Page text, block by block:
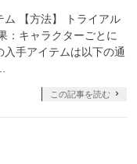
ム 【方法】 トライアル
：キャラクターごとに
手アイテムは以下の通
この記事を読む